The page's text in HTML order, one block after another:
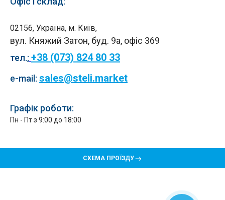
02156, Україна, м. Київ,
вул. Княжий Затон, буд. 9а, офіс 369
тел.: +38 (073) 824 80 33
e-mail: sales@steli.market
Графік роботи:
Пн - Пт з 9:00 до 18:00
СХЕМА ПРОЇЗДУ